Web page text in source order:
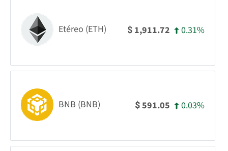
Etéreo (ETH) $ 1,911.72 0.31%
BNB (BNB) $591.05 0.03%